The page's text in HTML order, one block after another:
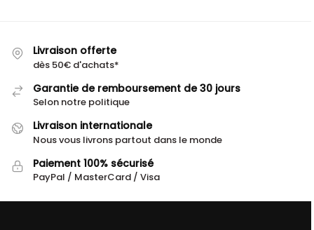
Livraison offerte
dès 50€ d'achats*
Garantie de remboursement de 30 jours
Selon notre politique
Livraison internationale
Nous vous livrons partout dans le monde
Paiement 100% sécurisé
PayPal / MasterCard / Visa